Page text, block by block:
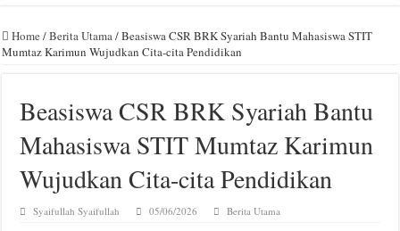
Home /Berita Utama/Beasiswa CSR BRK Syariah Bantu Mahasiswa STIT
Mumtaz Karimun Wujudkan Cita-cita Pendidikan
Beasiswa CSR BRK Syariah Bantu
Mahasiswa STIT Mumtaz Karimun
Wujudkan Cita-cita Pendidikan
Syaifullah Syaifullah 05/06/2026 Berita Utama